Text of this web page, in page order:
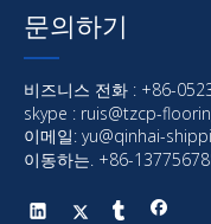
문의하기
비즈니스 전화 : +86-
skype : ruis@tzcp-
이메일: yu@qinhai-
이동하는. +86-